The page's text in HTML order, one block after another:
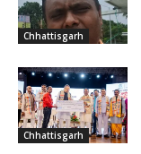
Chhattisgarh
Chhattisgarh